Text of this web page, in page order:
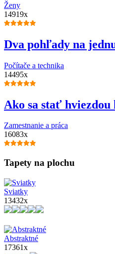
Ženy
14919x
Dva pohľady na
Počítače a technika
14495x
Ako sa stať hviezdou
Zamestnanie a práca
16083x
Tapety na plochu
Sviatky
13432x
Abstraktné
17361x